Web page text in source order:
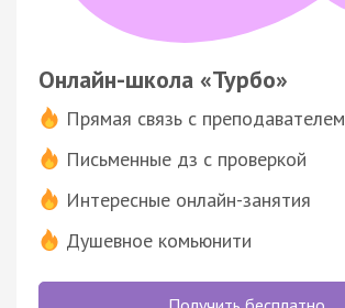
Онлайн-школа «Турбо»
Прямая связь с преподавателем
Письменные дз с проверкой
Интересные онлайн-занятия
Душевное комьюнити